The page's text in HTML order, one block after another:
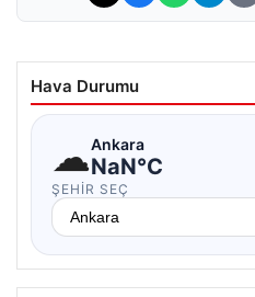
Hava Durumu
☁Ankara
NaN°C
ŞEHIR SEÇ